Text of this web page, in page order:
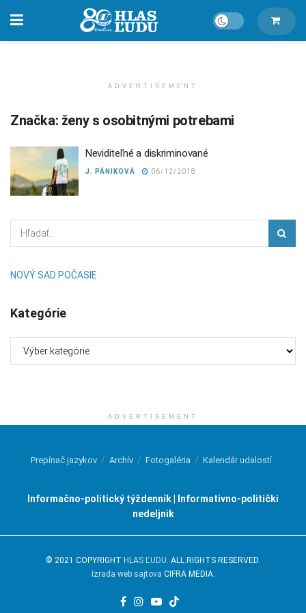
ADVERTISEMENT
Značka: ženy s osobitnými potrebami
Neviditeľné a diskriminované
J. PÁNIKOVÁ 06/12/2018
NOVÝ SAD POČASIE
Kategórie
ADVERTISEMENT
Prepínač jazykov Archív Fotogaléria Kalendár udalostí
Informačno-politický týždenník | Informativno-politički
nedeljnik
© 2021 COPYRIGHT HLAS ĽUDU . ALL RIGHTS RESERVED.
Izrada web sajtova CIFRA MEDIA.